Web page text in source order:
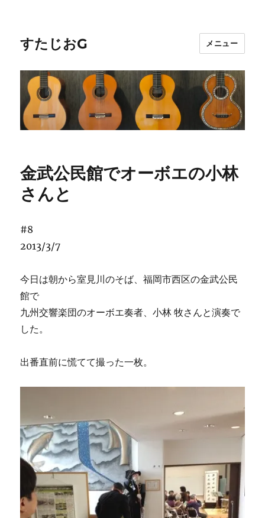
すたじおG メニュー
金武公民館でオーボエの小林
さんと
#8
2013/3/7
今日は朝から室見川のそば、福岡市西区の金武公民
館で
九州交響楽団のオーボエ奏者、小林 牧さんと演奏で
した。
出番直前に慌てて撮った一枚。